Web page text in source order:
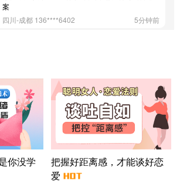
案
四川-成都 136****6402
5分钟前
方案
上海-浦东 177****9074
56分钟前
微信用户 Liberty 通过此页面咨询，已获得专属情感
方案
广东-广州 188****5632
12分钟前
微信用户 司马锘 通过此页面咨询，已获得专属情感
方案
湖北-武汉 135****7410
你没学
把握好距离感，才能谈好恋
爱